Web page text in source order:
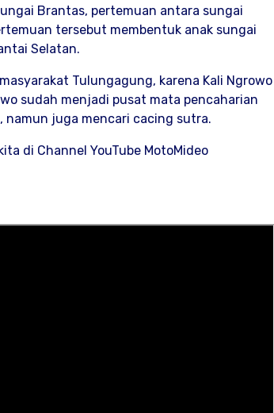
Brantas, pertemuan antara sungai
tersebut membentuk anak sungai
Selatan.
Tulungagung, karena Kali Ngrowo
sudah menjadi pusat mata pencaharian
namun juga mencari cacing sutra.
di Channel YouTube MotoMideo